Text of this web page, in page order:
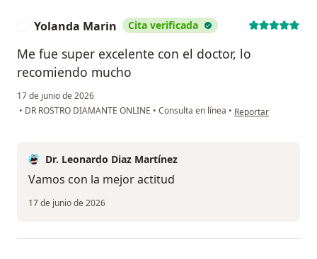
Yolanda Marin Cita verificada
Me fue super excelente con el doctor, lo
recomiendo mucho
17 de junio de 2026
• DR ROSTRO DIAMANTE ONLINE • Consulta en línea • en opinión del
Reportar
Dr. Leonardo Diaz Martínez
Vamos con la mejor actitud
17 de junio de 2026